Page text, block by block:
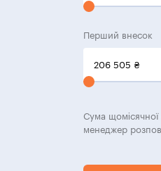
Перший внесок
206 505 ₴
Сума
менеджер